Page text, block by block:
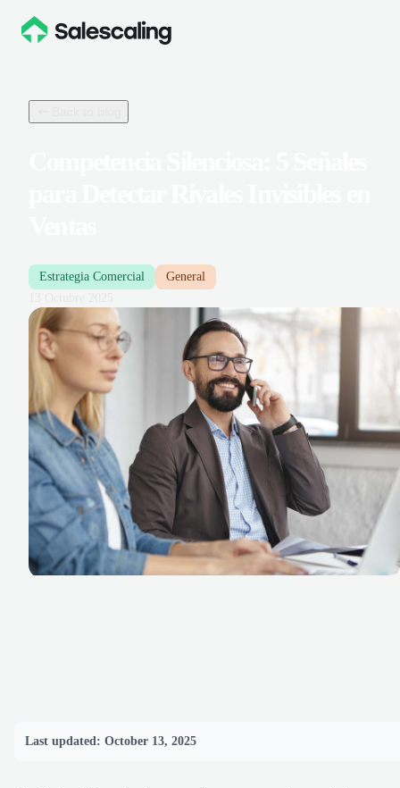
Estrategia Comercial
General
Last updated: October 13, 2025